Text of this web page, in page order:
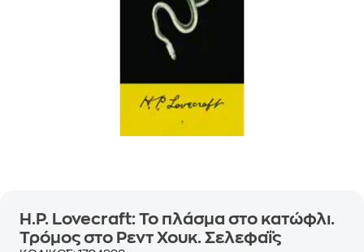
H.P. Lovecraft: Το πλάσμα στο κατώφλι.
Τρόμος στο Ρεντ Χουκ. Σελεφαΐς